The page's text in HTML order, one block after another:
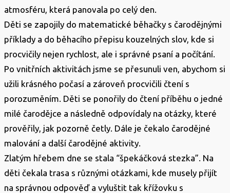
atmosféru, která panovala po celý den.
Děti se zapojily do matematické běhačky s čarodějnými
příklady a do běhacího přepisu kouzelných slov, kde si
procvičily nejen rychlost, ale i správné psaní a počítání.
Po vnitřních aktivitách jsme se přesunuli ven, abychom si
užili krásného počasí a zároveň procvičili čtení s
porozuměním. Děti se ponořily do čtení příběhu o jedné
milé čarodějce a následně odpovídaly na otázky, které
prověřily, jak pozorně četly. Dále je čekalo čarodějné
malování a další čarodějné aktivity.
Zlatým hřebem dne se stala “špekáčková stezka”. Na
děti čekala trasa s různými otázkami, kde musely přijít
na správnou odpověď a vyluštit tak křížovku s